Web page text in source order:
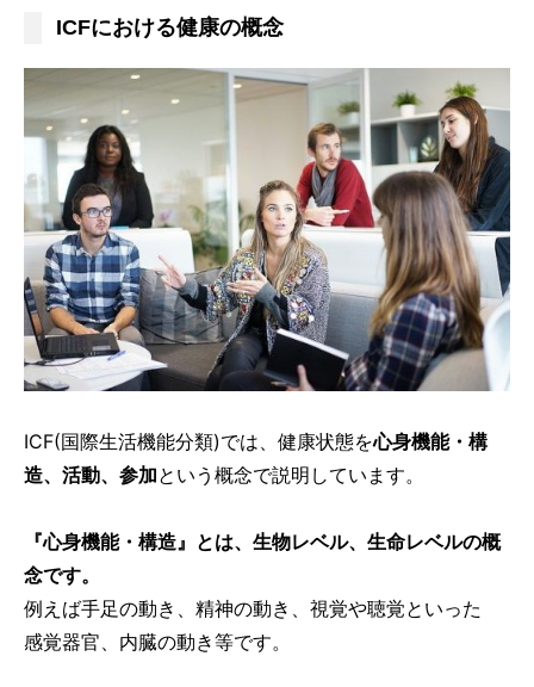
ICFにおける健康の概念
ICF(国際生活機能分類)では、健康状態を心身機能・構
造、活動、参加という概念で説明しています。
『心身機能・構造』とは、生物レベル、生命レベルの概
念です。
例えば手足の動き、精神の動き、視覚や聴覚といった
感覚器官、内臓の動き等です。